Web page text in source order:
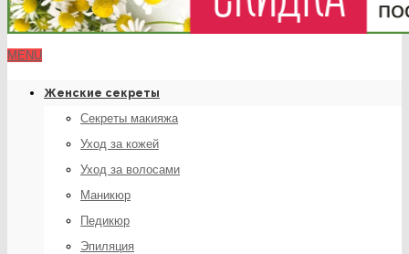
MENU
Женские секреты
Секреты макияжа
Уход за кожей
Уход за волосами
Маникюр
Педикюр
Эпиляция